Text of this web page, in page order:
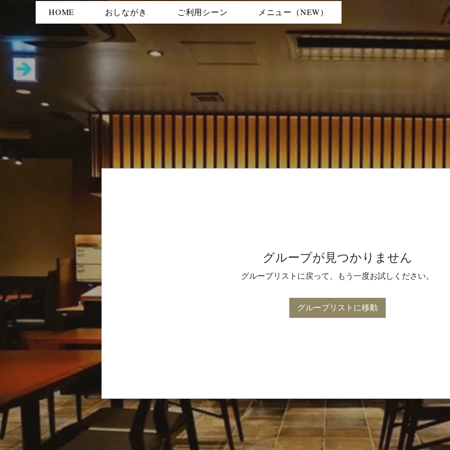
HOME おしながき ご利用シーン メニュー（NEW）
グループが見つかりません
グループリストに戻って、もう一度お試しください。
グループリストに移動